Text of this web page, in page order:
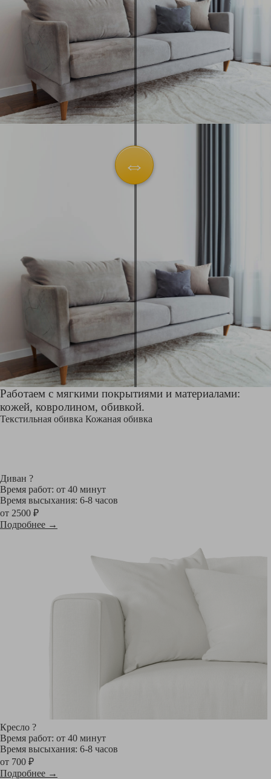
Работаем с мягкими покрытиями и материалами:
кожей, ковролином, обивкой.
Текстильная обивка Кожаная обивка
Диван ?
Время работ: от 40 минут
Время высыхания: 6-8 часов
от 2500 ₽
Подробнее →
Кресло ?
Время работ: от 40 минут
Время высыхания: 6-8 часов
от 700 ₽
Подробнее →